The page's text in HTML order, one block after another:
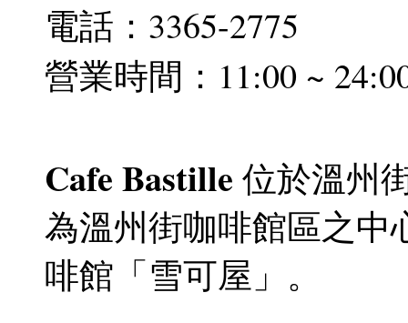
電話：3365-2775
營業時間：11:00 ~
Cafe Bastille 位於溫州
為溫州街咖啡館區之中
啡館「雪可屋」。